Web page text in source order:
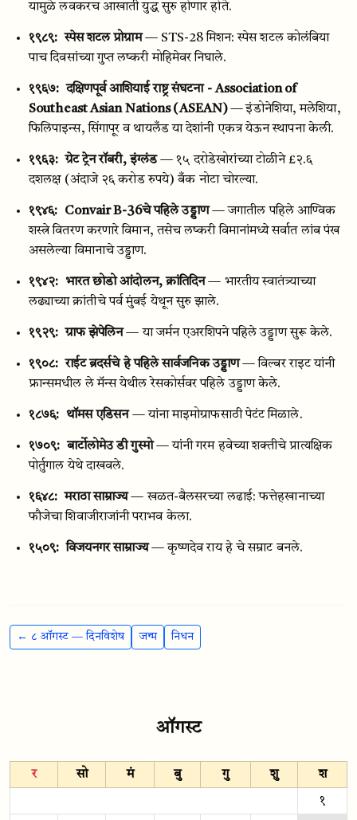
यामुळे लवकरच आखाती युद्ध सुरु होणार होते.
१९८९: स्पेस शटल प्रोग्राम — STS-28 मिशन: स्पेस शटल कोलंबिया
पाच दिवसांच्या गुप्त लष्करी मोहिमेवर निघाले.
१९६७: दक्षिणपूर्व आशियाई राष्ट्र संघटना - Association of
Southeast Asian Nations (ASEAN) — इंडोनेशिया, मलेशिया,
फिलिपाइन्स, सिंगापूर व थायलँड या देशांनी एकत्र येऊन स्थापना केली.
१९६३: ग्रेट ट्रेन रॉबरी, इंग्लंड — १५ दरोडेखोरांच्या टोळीने £२.६
दशलक्ष (अंदाजे २६ करोड रुपये) बँक नोटा चोरल्या.
१९४६: Convair B-36चे पहिले उड्डाण — जगातील पहिले आण्विक
शस्त्रे वितरण करणारे विमान, तसेच लष्करी विमानांमध्ये सर्वात लांब पंख
असलेल्या विमानाचे उड्डाण.
१९४२: भारत छोडो आंदोलन, क्रांतिदिन — भारतीय स्वातंत्र्याच्या
लढ्याच्या क्रांतीचे पर्व मुंबई येथून सुरु झाले.
१९२९: ग्राफ झेपेलिन — या जर्मन एअरशिपने पहिले उड्डाण सुरू केले.
१९०८: राईट ब्रदर्सचे हे पहिले सार्वजनिक उड्डाण — विल्बर राइट यांनी
फ्रान्समधील ले मॅन्स येथील रेसकोर्सवर पहिले उड्डाण केले.
१८७६: थॉमस एडिसन — यांना माइमोग्राफसाठी पेटंट मिळाले.
१७०९: बार्टोलोमेउ डी गुस्मो — यांनी गरम हवेच्या शक्तीचे प्रात्यक्षिक
पोर्तुगाल येथे दाखवले.
१६४८: मराठा साम्राज्य — खळत-बैलसरच्या लढाई: फत्तेहखानाच्या
फौजेचा शिवाजीराजांनी पराभव केला.
१५०९: विजयनगर साम्राज्य — कृष्णदेव राय हे चे सम्राट बनले.
← ८ ऑगस्ट — दिनविशेष जन्म निधन
ऑगस्ट
र सो मं बु गु शु श
१